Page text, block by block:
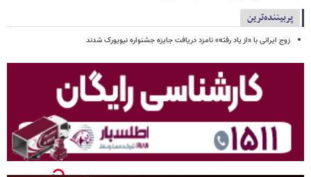
پربیننده‌ترین
زوج ایرانی با «از یاد رفته» نامزد دریافت جایزه جشنواره نیویورک شدند